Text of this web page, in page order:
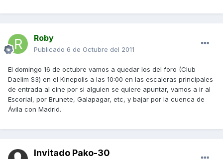
Roby
Publicado 6 de Octubre del 2011
El domingo 16 de octubre vamos a quedar los del foro (Club
Daelim S3) en el Kinepolis a las 10:00 en las escaleras principales
de entrada al cine por si alguien se quiere apuntar, vamos a ir al
Escorial, por Brunete, Galapagar, etc, y bajar por la cuenca de
Ávila con Madrid.
Invitado Pako-30